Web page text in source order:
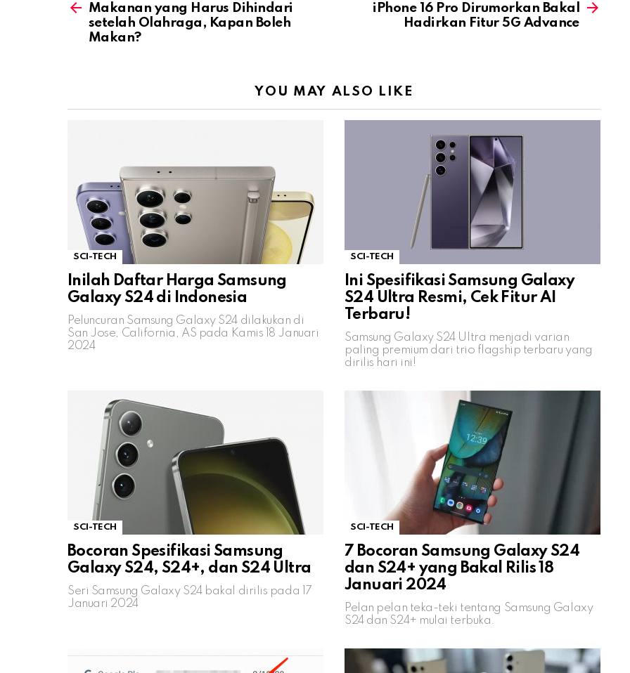
moreMakanan yang Harus Dihindari
setelah Olahraga, Kapan Boleh
Makan?
iPhone 16 Pro Dirumorkan Bakal
Hadirkan Fitur 5G Advance
YOU MAY ALSO LIKE
SCI-TECH
Inilah Daftar Harga Samsung
Galaxy S24 di Indonesia
Peluncuran Samsung Galaxy S24 dilakukan di
San Jose, California, AS pada Kamis 18 Januari
2024
SCI-TECH
Ini Spesifikasi Samsung Galaxy
S24 Ultra Resmi, Cek Fitur AI
Terbaru!
Samsung Galaxy S24 Ultra menjadi varian
paling premium dari trio flagship terbaru yang
dirilis hari ini!
SCI-TECH
Bocoran Spesifikasi Samsung
Galaxy S24, S24+, dan S24 Ultra
Seri Samsung Galaxy S24 bakal dirilis pada 17
Januari 2024
SCI-TECH
7 Bocoran Samsung Galaxy S24
dan S24+ yang Bakal Rilis 18
Januari 2024
Pelan pelan teka-teki tentang Samsung Galaxy
S24 dan S24+ mulai terbuka.